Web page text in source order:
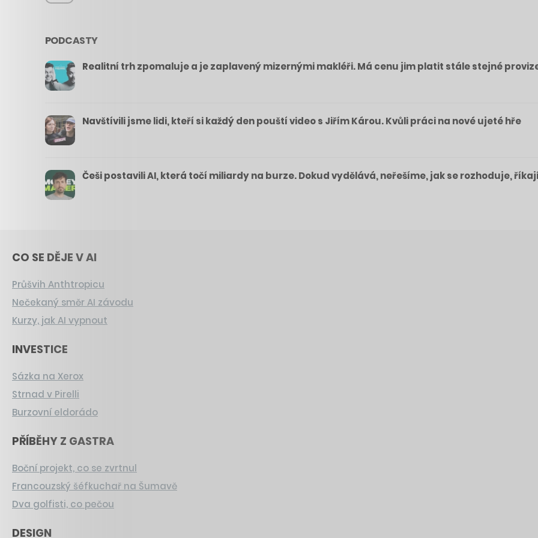
PODCASTY
Realitní trh zpomaluje a je zaplavený mizernými makléři. Má cenu jim platit stále stejné
Navštívili jsme lidi, kteří si každý den pouští video s Jiřím Károu. Kvůli práci na nové ujeté hře
Češi postavili AI, která točí miliardy na burze. Dokud vydělává, neřešíme, jak se rozhoduje,
CO SE DĚJE V AI
Průšvih Anthtropicu
Nečekaný směr AI závodu
Kurzy, jak AI vypnout
INVESTICE
Sázka na Xerox
Strnad v Pirelli
Burzovní eldorádo
PŘÍBĚHY Z GASTRA
Boční projekt, co se zvrtnul
Francouzský šéfkuchař na Šumavě
Dva golfisti, co pečou
DESIGN